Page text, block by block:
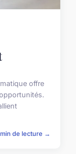
offre
de lecture →